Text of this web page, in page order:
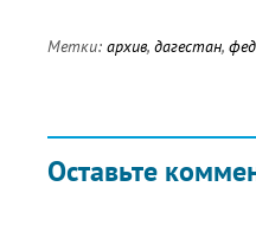
Метки: архив, дагестан,
Оставьте